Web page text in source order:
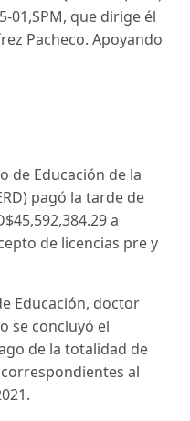
01,SPM, que dirige él
Pacheco. Apoyando
de Educación de la
pagó la tarde de
a
de licencias pre y
Educación, doctor
se concluyó el
de la totalidad de
al